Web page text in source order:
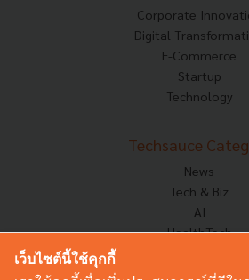
Corporate
Digital
E-Commerce
Startup
Technology
Techsauce
News
Tech & Biz
AI
HealthTech
Corp Innov
เว็บไซต์นี้ใช้คุกกี้